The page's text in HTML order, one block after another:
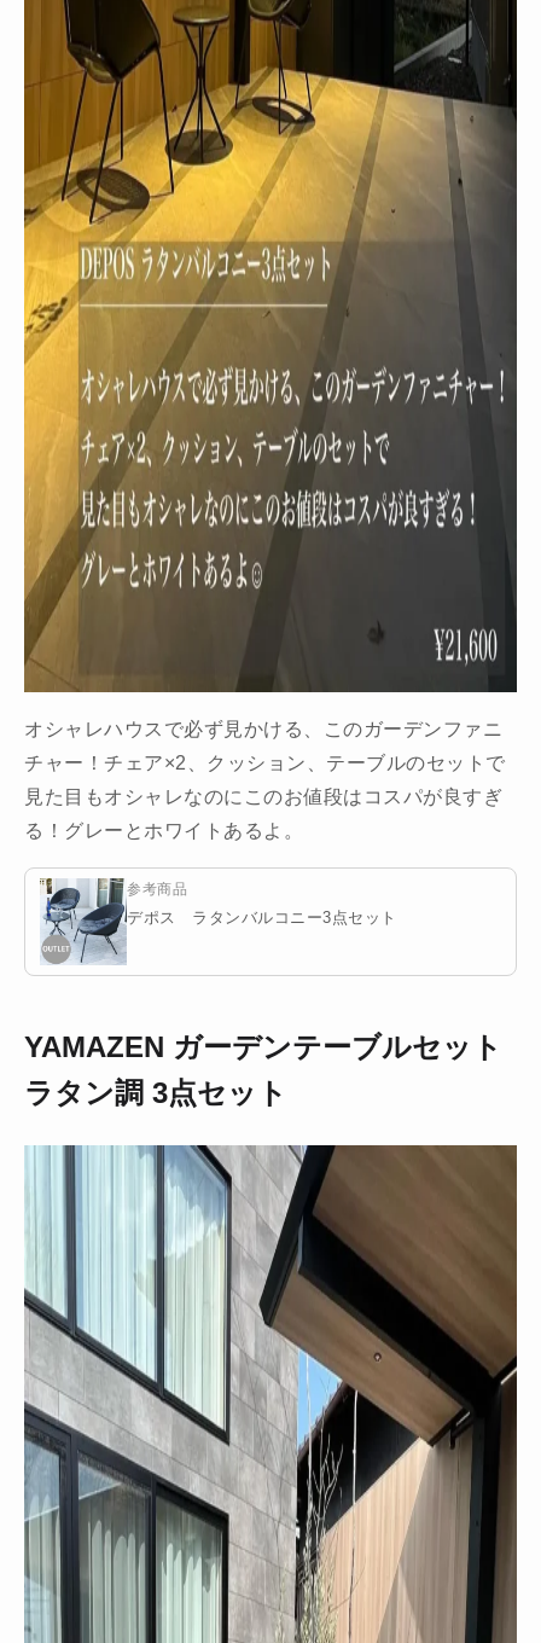
オシャレハウスで必ず見かける、このガーデンファニ
チャー！チェア×2、クッション、テーブルのセットで
見た目もオシャレなのにこのお値段はコスパが良すぎ
る！グレーとホワイトあるよ。
参考商品
デポス ラタンバルコニー3点セット
YAMAZEN ガーデンテーブルセット
ラタン調 3点セット